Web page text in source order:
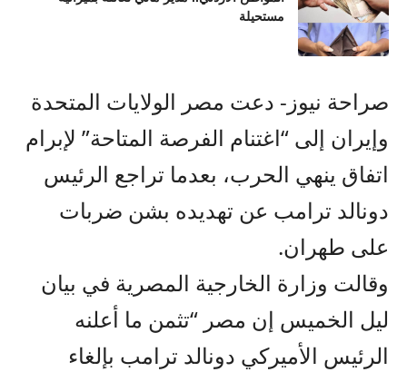
مستحيلة
صراحة نيوز- دعت مصر الولايات المتحدة
وإيران إلى “اغتنام الفرصة المتاحة” لإبرام
اتفاق ينهي الحرب، بعدما تراجع الرئيس
دونالد ترامب عن تهديده بشن ضربات
على طهران.
وقالت وزارة الخارجية المصرية في بيان
ليل الخميس إن مصر “تثمن ما أعلنه
الرئيس الأميركي دونالد ترامب بإلغاء